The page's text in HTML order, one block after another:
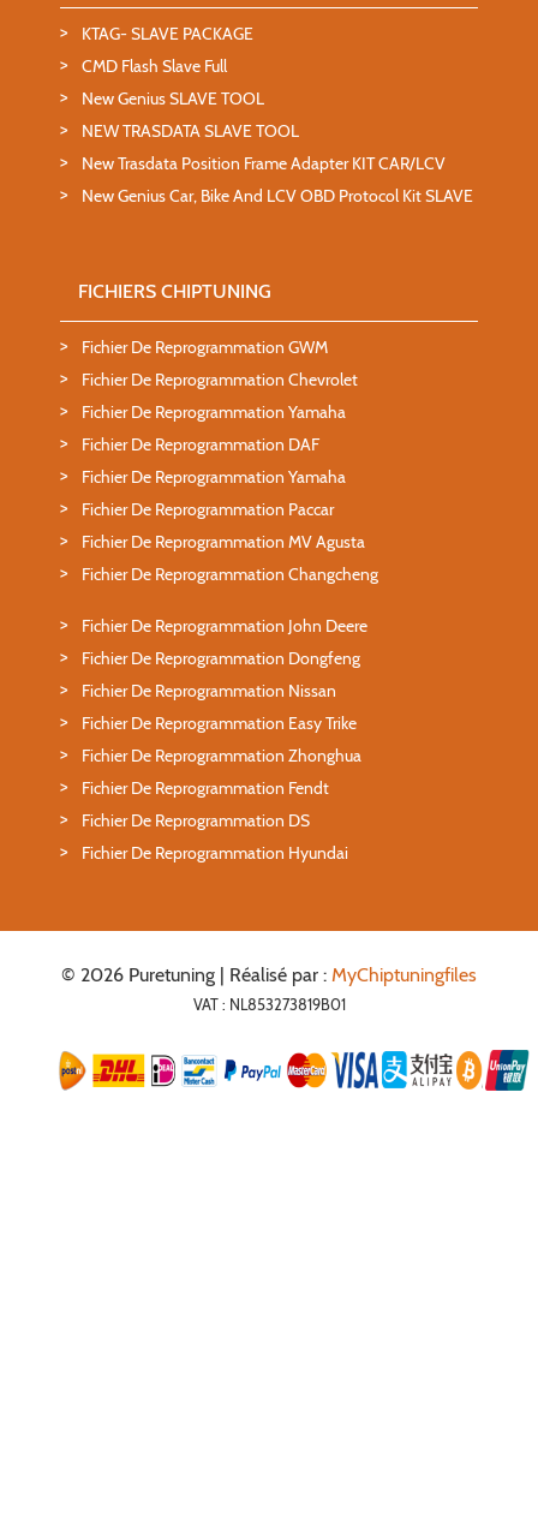
KTAG- SLAVE PACKAGE
CMD Flash Slave Full
New Genius SLAVE TOOL
NEW TRASDATA SLAVE TOOL
New Trasdata Position Frame Adapter KIT CAR/LCV
New Genius Car, Bike And LCV OBD Protocol Kit SLAVE
FICHIERS CHIPTUNING
Fichier De Reprogrammation GWM
Fichier De Reprogrammation Chevrolet
Fichier De Reprogrammation Yamaha
Fichier De Reprogrammation DAF
Fichier De Reprogrammation Yamaha
Fichier De Reprogrammation Paccar
Fichier De Reprogrammation MV Agusta
Fichier De Reprogrammation Changcheng
Fichier De Reprogrammation John Deere
Fichier De Reprogrammation Dongfeng
Fichier De Reprogrammation Nissan
Fichier De Reprogrammation Easy Trike
Fichier De Reprogrammation Zhonghua
Fichier De Reprogrammation Fendt
Fichier De Reprogrammation DS
Fichier De Reprogrammation Hyundai
© 2026 Puretuning | Réalisé par : MyChiptuningfiles
VAT : NL853273819B01